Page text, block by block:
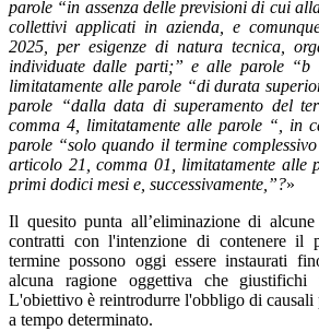
parole “in assenza delle previsioni di cui
collettivi applicati in azienda, e
2025, per esigenze di natura tecnica,
individuate dalle parti;” e alle parole
limitatamente alle parole “di durata
parole “dalla data di superamento del
comma 4, limitatamente alle parole “, in
parole “solo quando il termine
articolo 21, comma 01, limitatamente alle
primi dodici mesi e, successivamente,”?»
Il quesito punta all’eliminazione di
contratti con l'intenzione di contenere il
termine possono oggi essere instaurati
alcuna ragione oggettiva che giustifichi
L'obiettivo è reintrodurre l'obbligo di
a tempo determinato.